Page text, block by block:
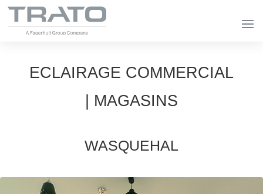
ECLAIRAGE COMMERCIAL
| MAGASINS
WASQUEHAL